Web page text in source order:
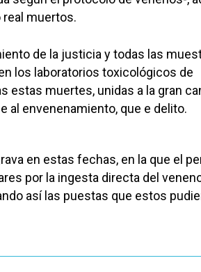
muertos.
de la justicia y todas las
los laboratorios toxicológicos de
estas muertes, unidas a la gran
al envenenamiento, que e delito.
en estas fechas, en la que el
por la ingesta directa del
así las puestas que estos